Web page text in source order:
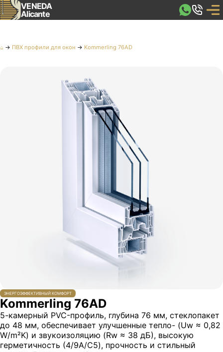
VENEDA
Alicante
⌂ → ПВХ профили для окон → Kommerling 76AD
ЭНЕРГОЭФФЕКТИВНЫЙ КОМФОРТ
Kommerling 76AD
5-камерный PVC-профиль, глубина 76 мм, стеклопакет
до 48 мм, обеспечивает улучшенные тепло- (Uw ≈ 0,82
W/m²K) и звукоизоляцию (Rw ≈ 38 дБ), высокую
герметичность (4/9A/C5), прочность и стильный